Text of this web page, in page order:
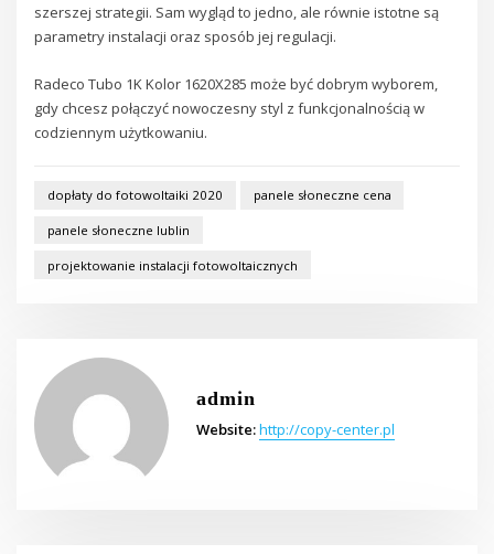
szerszej strategii. Sam wygląd to jedno, ale równie istotne są
parametry instalacji oraz sposób jej regulacji.
Radeco Tubo 1K Kolor 1620X285 może być dobrym wyborem,
gdy chcesz połączyć nowoczesny styl z funkcjonalnością w
codziennym użytkowaniu.
dopłaty do fotowoltaiki 2020 panele słoneczne cena
panele słoneczne lublin
projektowanie instalacji fotowoltaicznych
admin
Website:http://copy-center.pl